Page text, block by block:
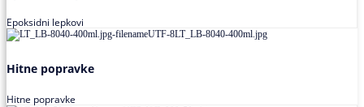
Epoksidni lepkovi
Hitne popravke
Hitne popravke